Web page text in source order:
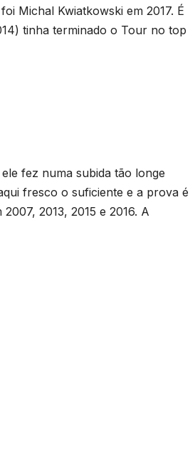
Michal Kwiatkowski em 2017. É
tinha terminado o Tour no top
fez numa subida tão longe
fresco o suficiente e a prova é
2013, 2015 e 2016. A